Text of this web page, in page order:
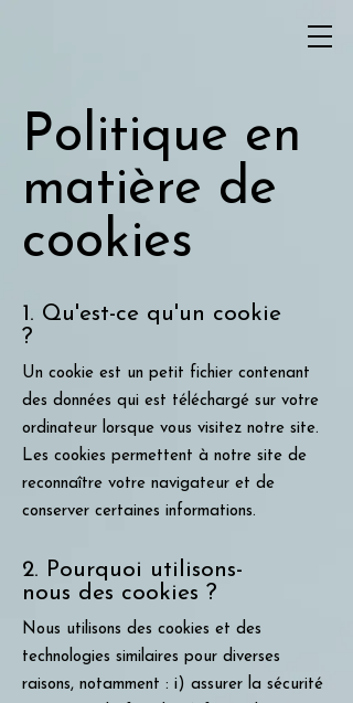
Politique en
matière de
cookies
1. Qu'est-ce qu'un cookie
?
Un cookie est un petit fichier contenant
des données qui est téléchargé sur votre
ordinateur lorsque vous visitez notre site.
Les cookies permettent à notre site de
reconnaître votre navigateur et de
conserver certaines informations.
2. Pourquoi utilisons-
nous des cookies ?
Nous utilisons des cookies et des
technologies similaires pour diverses
raisons, notamment : i) assurer la sécurité